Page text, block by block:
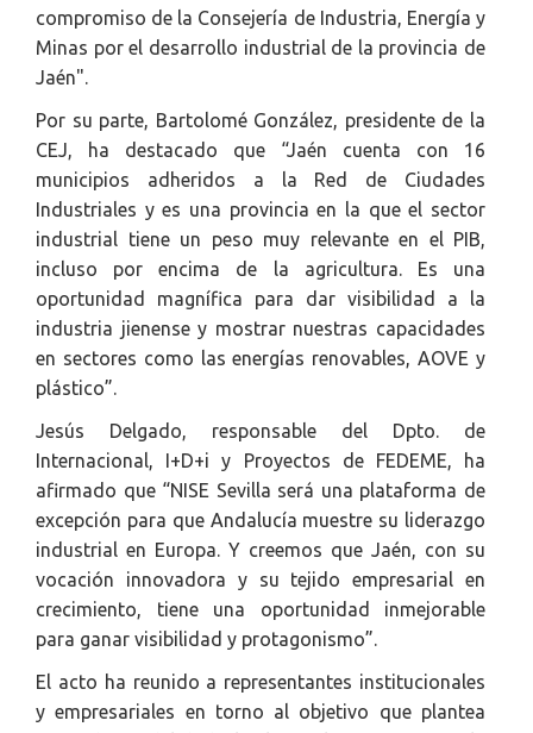
compromiso de la Consejería de Industria, Energía y
Minas por el desarrollo industrial de la provincia de
Jaén".
Por su parte, Bartolomé González, presidente de la
CEJ, ha destacado que “Jaén cuenta con 16
municipios adheridos a la Red de Ciudades
Industriales y es una provincia en la que el sector
industrial tiene un peso muy relevante en el PIB,
incluso por encima de la agricultura. Es una
oportunidad magnífica para dar visibilidad a la
industria jienense y mostrar nuestras capacidades
en sectores como las energías renovables, AOVE y
plástico”.
Jesús Delgado, responsable del Dpto. de
Internacional, I+D+i y Proyectos de FEDEME, ha
afirmado que “NISE Sevilla será una plataforma de
excepción para que Andalucía muestre su liderazgo
industrial en Europa. Y creemos que Jaén, con su
vocación innovadora y su tejido empresarial en
crecimiento, tiene una oportunidad inmejorable
para ganar visibilidad y protagonismo”.
El acto ha reunido a representantes institucionales
y empresariales en torno al objetivo que plantea